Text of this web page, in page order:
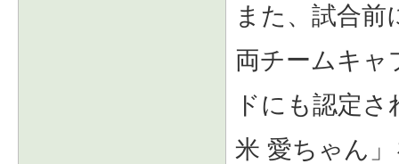
また、試合前
両チームキャ
ドにも認定
米 愛ちゃん